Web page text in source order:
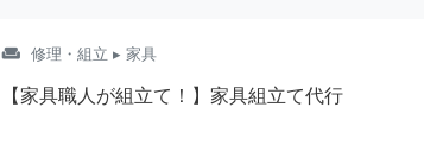
weekend 修理・組立 ▸ 家具
【家具職人が組立て！】家具組立て代行